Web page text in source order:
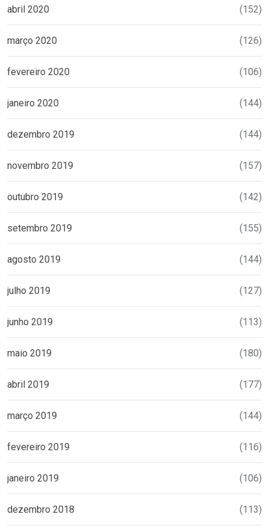
abril 2020 (152)
março 2020 (126)
fevereiro 2020 (106)
janeiro 2020 (144)
dezembro 2019 (144)
novembro 2019 (157)
outubro 2019 (142)
setembro 2019 (155)
agosto 2019 (144)
julho 2019 (127)
junho 2019 (113)
maio 2019 (180)
abril 2019 (177)
março 2019 (144)
fevereiro 2019 (116)
janeiro 2019 (106)
dezembro 2018 (113)